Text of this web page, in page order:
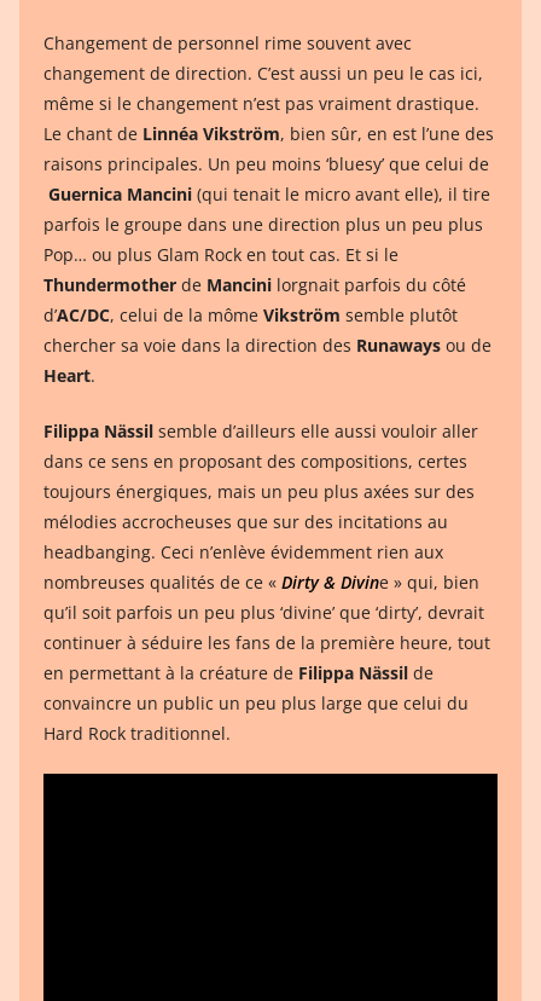
Changement de personnel rime souvent avec
changement de direction. C’est aussi un peu le cas ici,
même si le changement n’est pas vraiment drastique.
Le chant de Linnéa Vikström, bien sûr, en est l’une des
raisons principales. Un peu moins ‘bluesy’ que celui de
Guernica Mancini (qui tenait le micro avant elle), il tire
parfois le groupe dans une direction plus un peu plus
Pop… ou plus Glam Rock en tout cas. Et si le
Thundermother de Mancini lorgnait parfois du côté
d’AC/DC, celui de la môme Vikström semble plutôt
chercher sa voie dans la direction des Runaways ou de
Heart.
Filippa Nässil semble d’ailleurs elle aussi vouloir aller
dans ce sens en proposant des compositions, certes
toujours énergiques, mais un peu plus axées sur des
mélodies accrocheuses que sur des incitations au
headbanging. Ceci n’enlève évidemment rien aux
nombreuses qualités de ce « Dirty & Divine » qui, bien
qu’il soit parfois un peu plus ‘divine’ que ‘dirty’, devrait
continuer à séduire les fans de la première heure, tout
en permettant à la créature de Filippa Nässil de
convaincre un public un peu plus large que celui du
Hard Rock traditionnel.